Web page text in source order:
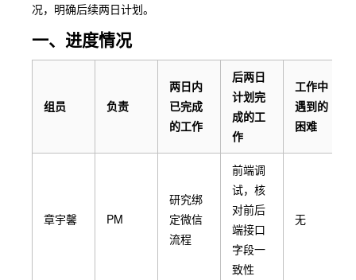
况，明确后续两日计划。
一、进度情况
组员 负责
两日内
已完成
的工作
后两日
计划完
成的工
作
工作中
遇到的
困难
章宇馨 PM
研究绑
定微信
流程
前端调
试，核
对前后
端接口
字段一
致性
无